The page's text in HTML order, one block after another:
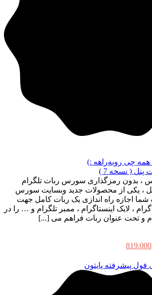
همه چی رو‌به‌راهه :)
( نسخه 7 )
لاینسس ، بدون رمزگذاری سورس ربات تلگرام
، یکی از محصولات جدید وبسایت سورس
اجازه راه اندازی یک ربات کامل جهت
، لایک اینستاگرام ، ممبر تلگرام و … را در
و تحت عنوان ربات فراهم می [...]
تومان819.000
819.000قیمت
تومان819.000.